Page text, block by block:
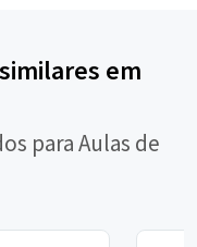
em
para Aulas de